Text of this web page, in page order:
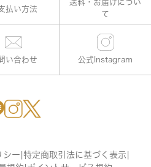
払い方法
い合わせ 公式Instagram
シー 特定商取引法に基づく表示